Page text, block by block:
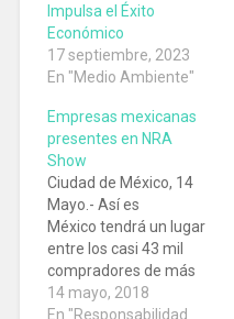
Impulsa el Éxito
Económico
17 septiembre, 2023
En "Medio Ambiente"
Empresas mexicanas
presentes en NRA
Show
Ciudad de México, 14
Mayo.- Así es
México tendrá un lugar
entre los casi 43 mil
compradores de más
de 100 países estará
presente en el National
14 mayo, 2018
En "Responsabilidad